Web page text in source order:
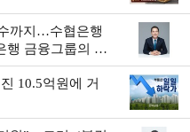
까지…수협은행
행 금융그룹의 꿈
10.5억원에 거